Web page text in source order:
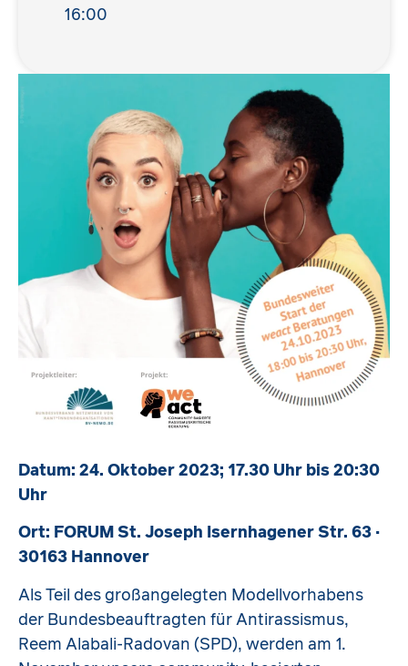
16:00
Datum: 24. Oktober 2023; 17.30 Uhr bis 20:30
Uhr
Ort: FORUM St. Joseph Isernhagener Str. 63 ·
30163 Hannover
Als Teil des großangelegten Modellvorhabens
der Bundesbeauftragten für Antirassismus,
Reem Alabali-Radovan (SPD), werden am 1.